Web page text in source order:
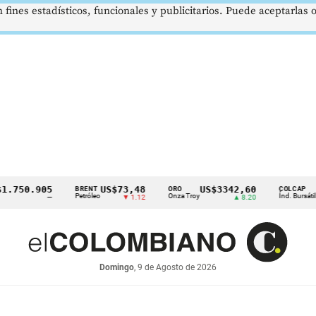
BRENT
Petróleo
US$73,48
▼ 1.12 Onza Troy
US$3342,60
▲ 8.20
COLCAP
Índ. Bursátil
Domingo, 9 de Agosto de 2026
estadísticos, funcionales y publicitarios. Puede aceptarlas